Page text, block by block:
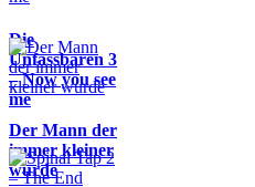
Die
Unfassbaren 3
– Now you see
me
Der Mann der
immer kleiner
wurde